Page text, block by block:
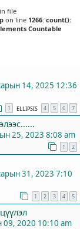
file
on line 1266: count():
Countable
14, 2025 12:36
1 ELLIPSIS 4 5 6 7
25, 2023 8:08 am
1 2
31, 2023 7:10
1 2 3 4 5
09, 2020 10:10 am